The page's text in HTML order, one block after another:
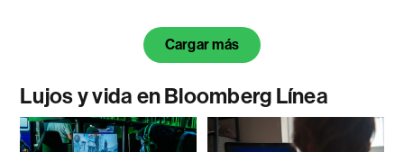
Cargar más
Lujos y vida en Bloomberg Línea